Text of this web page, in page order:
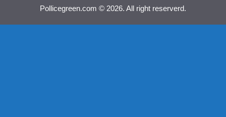
Pollicegreen.com © 2026. All right reserverd.